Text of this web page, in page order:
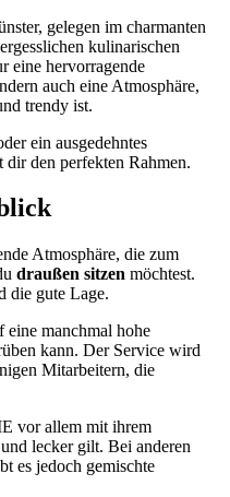
gelegen im charmanten
kulinarischen
eine hervorragende
auch eine Atmosphäre,
trendy ist.
ein ausgedehntes
dir den perfekten Rahmen.
Atmosphäre, die zum
draußen sitzen möchtest.
die gute Lage.
manchmal hohe
kann. Der Service wird
Mitarbeitern, die
vor allem mit ihrem
lecker gilt. Bei anderen
es jedoch gemischte